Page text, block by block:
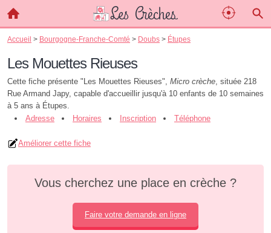
Accueil > Bourgogne-Franche-Comté > Doubs > Étupes
Les Mouettes Rieuses
Cette fiche présente "Les Mouettes Rieuses", Micro crèche, située 218
Rue Armand Japy, capable d'accueillir jusqu'à 10 enfants de 10 semaines
à 5 ans à Étupes.
Adresse
Horaires Inscription Téléphone
Améliorer cette fiche
Vous cherchez une place en crèche ?
Faire votre demande en ligne